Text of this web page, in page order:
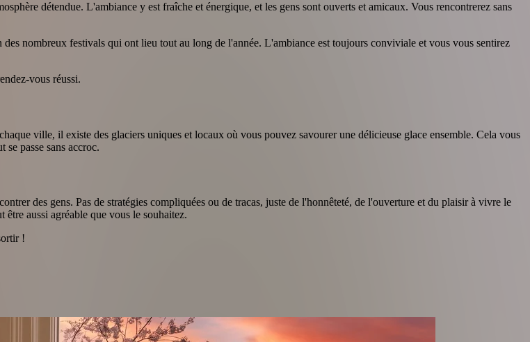
détendue. L'ambiance y est fraîche et énergique, et les gens sont ouverts et amicaux. Vous rencontrerez sans
nombreux festivals qui ont lieu tout au long de l'année. L'ambiance est toujours conviviale et vous vous sentirez
vous réussi.
ville, il existe des glaciers uniques et locaux où vous pouvez savourer une délicieuse glace ensemble. Cela vous
passe sans accroc.
des gens. Pas de stratégies compliquées ou de tracas, juste de l'honnêteté, de l'ouverture et du plaisir à vivre le
aussi agréable que vous le souhaitez.
!